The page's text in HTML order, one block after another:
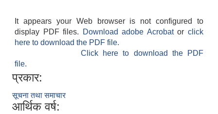
It appears your Web browser is not configured to
display PDF files.
Download adobe Acrobatorclick
here to download the PDF file.
Click here to download the PDF
file.
प्रकार:
सूचना तथा समाचार
आर्थिक वर्ष: